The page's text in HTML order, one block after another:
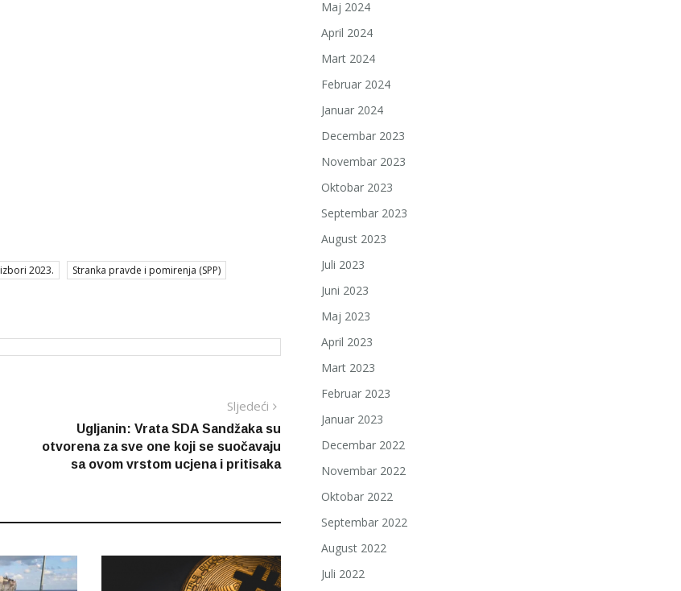
izbori 2023.
Stranka pravde i pomirenja (SPP)
Sljedeći
Ugljanin: Vrata SDA Sandžaka su
otvorena za sve one koji se suočavaju
sa ovom vrstom ucjena i pritisaka
Maj 2024
April 2024
Mart 2024
Februar 2024
Januar 2024
Decembar 2023
Novembar 2023
Oktobar 2023
Septembar 2023
August 2023
Juli 2023
Juni 2023
Maj 2023
April 2023
Mart 2023
Februar 2023
Januar 2023
Decembar 2022
Novembar 2022
Oktobar 2022
Septembar 2022
August 2022
Juli 2022